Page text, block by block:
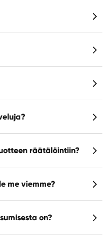
räätälöintiin?
me viemme?
on?